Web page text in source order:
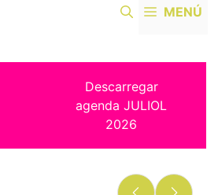
MENÚ
Descarregar
agenda JULIOL
2026